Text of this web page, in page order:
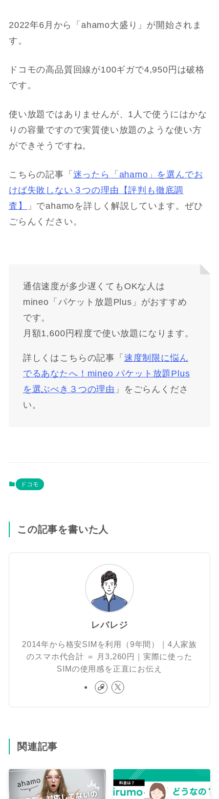
2022年6月から「ahamo大盛り」が開始されま
す。
ドコモの高品質回線が100ギガで4,950円は破格
です。
使い放題ではありませんが、1人で使うにはかな
りの容量ですので実質使い放題のような使い方
ができそうですね。
こちらの記事「 迷ったら「ahamo」を選んでお
けば失敗しない３つの理由【評判も徹底調
査】
」でahamoを詳しく解説しています。ぜひ
ごらんください。
通信速度が多少遅くてもOKな人は
mineo「パケット放題Plus」がおすすめ
です。
月額1,600円程度で使い放題になります。
詳しくはこちらの記事「 速度制限に悩ん
でるあなたへ！mineo パケット放題Plus
を選ぶべき３つの理由 」をごらんくださ
い。
ドコモ
この記事を書いた人
レバレジ
2014年から格安SIMを利用（9年間）｜4人家族
のスマホ代合計 ＝ 月3,260円｜実際に使った
SIMの使用感を正直にお伝え
関連記事